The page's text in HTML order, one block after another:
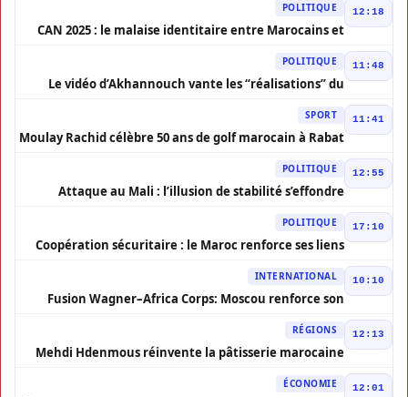
12:18
POLITIQUE
CAN 2025 : le malaise identitaire entre Marocains et
11:48
POLITIQUE
Le vidéo d’Akhannouch vante les “réalisations” du
11:41
SPORT
Moulay Rachid célèbre 50 ans de golf marocain à Rabat
12:55
POLITIQUE
Attaque au Mali : l’illusion de stabilité s’effondre
17:10
POLITIQUE
Coopération sécuritaire : le Maroc renforce ses liens
10:10
INTERNATIONAL
Fusion Wagner–Africa Corps: Moscou renforce son
12:13
RÉGIONS
Mehdi Hdenmous réinvente la pâtisserie marocaine
12:01
ÉCONOMIE